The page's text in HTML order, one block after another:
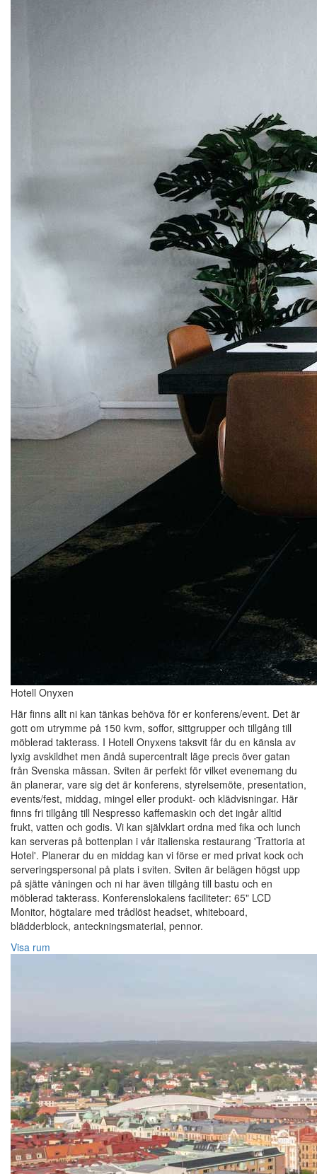
Hotell Onyxen
Här finns allt ni kan tänkas behöva för er konferens/event. Det är
gott om utrymme på 150 kvm, soffor, sittgrupper och tillgång till
möblerad takterass. I Hotell Onyxens taksvit får du en känsla av
lyxig avskildhet men ändå supercentralt läge precis över gatan
från Svenska mässan. Sviten är perfekt för vilket evenemang du
än planerar, vare sig det är konferens, styrelsemöte, presentation,
events/fest, middag, mingel eller produkt- och klädvisningar. Här
finns fri tillgång till Nespresso kaffemaskin och det ingår alltid
frukt, vatten och godis. Vi kan självklart ordna med fika och lunch
kan serveras på bottenplan i vår italienska restaurang 'Trattoria at
Hotel'. Planerar du en middag kan vi förse er med privat kock och
serveringspersonal på plats i sviten. Sviten är belägen högst upp
på sjätte våningen och ni har även tillgång till bastu och en
möblerad takterass. Konferenslokalens faciliteter: 65" LCD
Monitor, högtalare med trådlöst headset, whiteboard,
blädderblock, anteckningsmaterial, pennor.
Visa rum